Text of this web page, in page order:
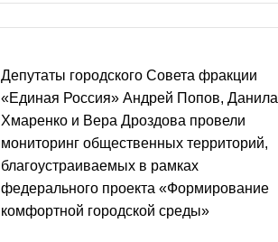
Депутаты городского Совета фракции
«Единая Россия» Андрей Попов, Данила
Хмаренко и Вера Дроздова провели
мониторинг общественных территорий,
благоустраиваемых в рамках
федерального проекта «Формирование
комфортной городской среды»